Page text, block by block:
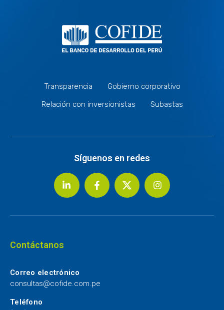
Transparencia
Gobierno corporativo
Relación con inversionistas
Subastas
Síguenos en redes
Contáctanos
Correo electrónico
consultas@cofide.com.pe
Teléfono